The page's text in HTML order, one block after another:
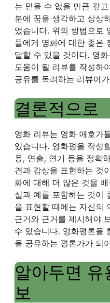
는 믿을 수 없을 만큼 깊
분에 꿈을 생각하고 상상
었습니다. 위의 방법으로
들에게 영화에 대한 좋은
달할 수 있을 것이다. 영
도움이 될 리뷰를 작성하
공유를 독려하는 리뷰어
결론적으로
영화 리뷰는 영화 애호가
있습니다. 영화평을 작성
용, 연출, 연기 등을 정확
견과 감상을 표현하는 것
화에 대해 더 많은 것을
실과 예를 포함하는 것이
을 표현할 때에는 자신의
근거와 근거를 제시해야
수 있습니다. 영화평론을
을 공유하는 평론가가 되
알아두면 유
보